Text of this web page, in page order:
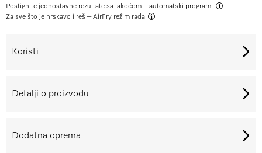
Postignite jednostavne rezultate sa lakoćom –automatski programi
Za sve što je hrskavo i reš –AirFry režim rada
Koristi
Detalji o proizvodu
Dodatna oprema